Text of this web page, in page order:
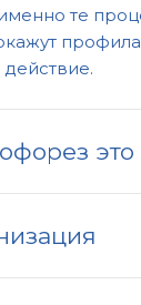
те
это